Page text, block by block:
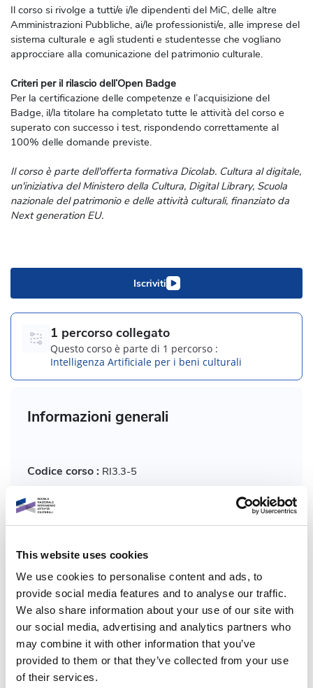
This website uses cookies
We use cookies to personalise content and ads, to
provide social media features and to analyse our traffic.
We also share information about your use of our site with
our social media, advertising and analytics partners who
may combine it with other information that you’ve
provided to them or that they’ve collected from your use
of their services.
Il corso si rivolge a tutti/e i/le dipendenti del MiC, delle altre
Amministrazioni Pubbliche, ai/le professionisti/e, alle imprese del
sistema culturale e agli studenti e studentesse che vogliano
approcciare alla comunicazione del patrimonio culturale.
Criteri per il rilascio dell’Open Badge
Per la certificazione delle competenze e l’acquisizione del
Badge, il/la titolare ha completato tutte le attività del corso e
superato con successo i test, rispondendo correttamente al
100% delle domande previste.
Il corso è parte dell'offerta formativa Dicolab. Cultura al digitale,
un'iniziativa del Ministero della Cultura, Digital Library, Scuola
nazionale del patrimonio e delle attività culturali, finanziato da
Next generation EU.
Iscriviti
1 percorso collegato
Questo corso è parte di 1 percorso :
Intelligenza Artificiale per i beni culturali
Informazioni generali
Codice corso : RI3.3-5
Formato corso:
Programma:
Ambiti tematici:Studio, ricerca e approfondimenti
Temi:Nuove tecnologie per il patrimonio culturale,
Politiche, linee di indirizzo e dibattito contemporaneo
Ambiti di applicazione: